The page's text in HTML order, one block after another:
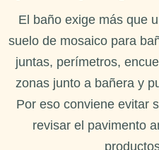
El baño exige más que
suelo de mosaico para
juntas, perímetros,
zonas junto a bañera y
Por eso conviene evitar
revisar el pavimento